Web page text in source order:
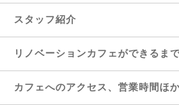
スタッフ紹介
リノベーションカフェができるま
カフェへのアクセス、営業時間ほ